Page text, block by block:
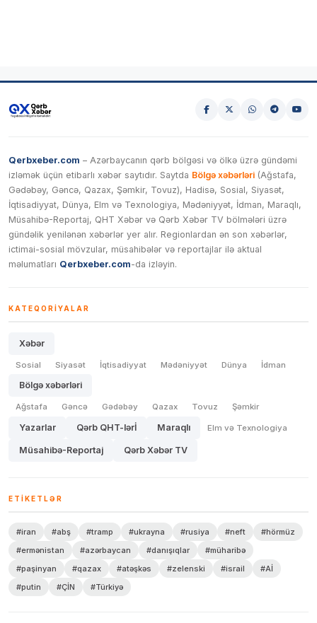
Qerbxeber.com – Azərbaycanın qərb bölgəsi və ölkə üzrə gündəmi
izləmək üçün etibarlı xəbər saytıdır. Saytda Bölgə xəbərləri (Ağstafa,
Gədəbəy, Gəncə, Qazax, Şəmkir, Tovuz), Hadisə, Sosial, Siyasət,
İqtisadiyyat, Dünya, Elm və Texnologiya, Mədəniyyət, İdman, Maraqlı,
Müsahibə-Reportaj, QHT Xəbər və Qərb Xəbər TV bölmələri üzrə
gündəlik yenilənən xəbərlər yer alır. Regionlardan ən son xəbərlər,
ictimai-sosial mövzular, müsahibələr və reportajlar ilə aktual
məlumatları Qerbxeber.com-da izləyin.
KATEQORIYALAR
Xəbər
Sosial Siyasət İqtisadiyyat Mədəniyyət Dünya İdman
Bölgə xəbərləri
Ağstafa Gəncə Gədəbəy Qazax Tovuz Şəmkir
Yazarlar Qərb QHT-lərİ Maraqlı Elm və Texnologiya
Müsahibə-Reportaj Qərb Xəbər TV
ETIKETLƏR
#iran #abş #tramp #ukrayna #rusiya #neft
#hörmüz
#ermənistan
#azərbaycan #danışıqlar
#müharibə
#paşinyan
#qazax #atəşkəs #zelenski #israil
#Aİ
#putin
#ÇİN #Türkiyə